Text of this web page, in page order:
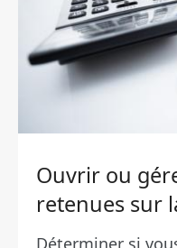
Ouvrir ou
retenues sur
Déterminer si